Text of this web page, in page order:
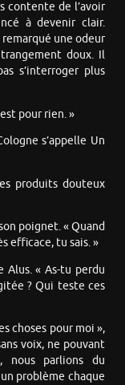
contente de l’avoir
à devenir clair.
une odeur
doux. Il
s’interroger plus
pour rien. »
s’appelle Un
produits douteux
poignet. « Quand
efficace, tu sais. »
Alus. « As-tu perdu
? Qui teste ces
choses pour moi »,
voix, ne pouvant
nous parlions du
problème chaque